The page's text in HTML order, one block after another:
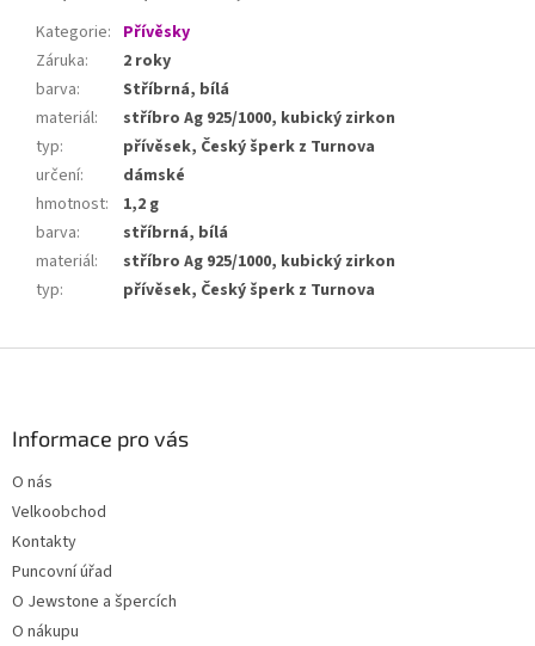
Kategorie: Přívěsky
Záruka:
2 roky
barva:
Stříbrná, bílá
materiál:
stříbro Ag 925/1000, kubický zirkon
typ:
přívěsek, Český šperk z Turnova
určení:
dámské
hmotnost:
1,2 g
barva:
stříbrná, bílá
materiál:
stříbro Ag 925/1000, kubický zirkon
typ: přívěsek, Český šperk z Turnova
Informace pro vás
O nás
Velkoobchod
Kontakty
Puncovní úřad
O Jewstone a špercích
O nákupu